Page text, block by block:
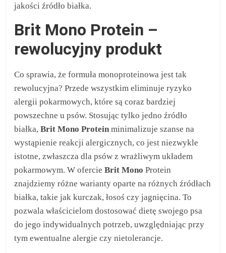
jakości źródło białka.
Brit Mono Protein –
rewolucyjny produkt
Co sprawia, że formuła monoproteinowa jest tak
rewolucyjna? Przede wszystkim eliminuje ryzyko
alergii pokarmowych, które są coraz bardziej
powszechne u psów. Stosując tylko jedno źródło
białka,Brit Mono Protein minimalizuje szanse na
wystąpienie reakcji alergicznych, co jest niezwykle
istotne, zwłaszcza dla psów z wrażliwym układem
pokarmowym. W ofercieBrit Mono Protein
znajdziemy różne warianty oparte na różnych źródłach
białka, takie jak kurczak, łosoś czy jagnięcina. To
pozwala właścicielom dostosować dietę swojego psa
do jego indywidualnych potrzeb, uwzględniając przy
tym ewentualne alergie czy nietolerancje.